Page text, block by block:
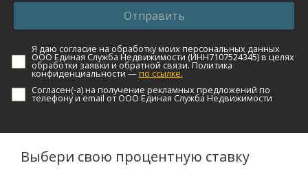
Отправить
Я даю согласие на обработку моих персональных данных
ООО Единая Служба Недвижимости (ИНН7107524345) в целях
обработки заявки и обратной связи. Политика
конфиденциальности — по ссылке.
Согласен(-а) на получение рекламных предложений по
телефону и email от ООО Единая Служба Недвижимости
Выбери свою процентную ставку